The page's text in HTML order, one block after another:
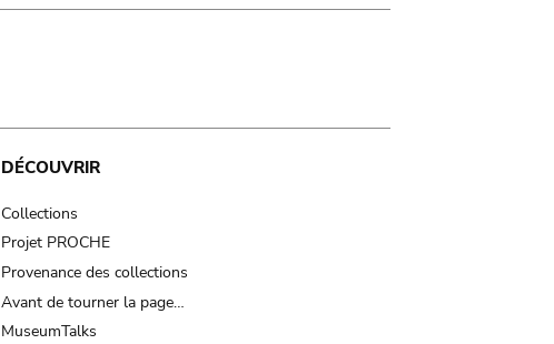
DÉCOUVRIR
Collections
Projet PROCHE
Provenance des collections
Avant de tourner la page…
MuseumTalks